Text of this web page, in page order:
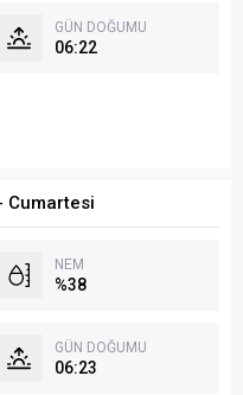
GÜN DOĞUMU
06:22
Cumartesi
NEM
%38
GÜN DOĞUMU
06:23